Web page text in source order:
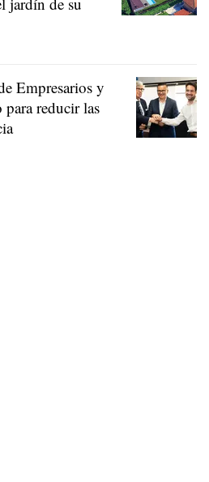
Empresarios y
reducir las